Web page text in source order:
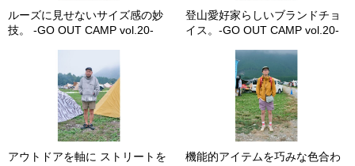
ルーズに見せないサイズ感の妙
技。 -GO OUT CAMP vol.20-
登山愛好家らしいブランドチョ
イス。-GO OUT CAMP vol.20-
アウトドアを軸に ストリートを
機能的アイテムを巧みな色合わ